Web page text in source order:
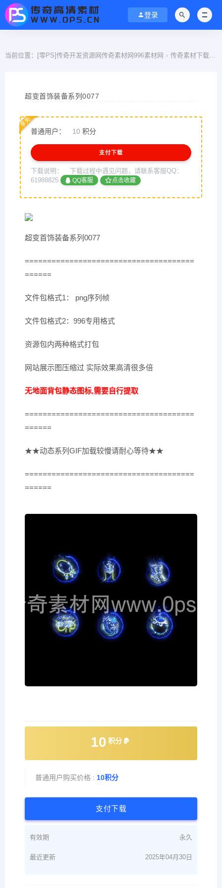
登录
当前位置： [零PS]传奇开发资源网传奇素材网996素材网 > 传奇素材下载
超变首饰装备系列0077
普通用户： 10 积分
享免
支付下载
下载说明：
下载过程中遇见问题，请联系客服QQ：
61988825
QQ客服 点击收藏
超变首饰装备系列0077
======================================
======
文件包格式1： png序列帧
文件包格式2：996专用格式
资源包内两种格式打包
网站展示图压缩过 实际效果高清很多倍
无地面背包静态图标,需要自行提取
======================================
======
★★动态系列GIF加载较慢请耐心等待★★
======================================
======
10 积分
普通用户购买价格 : 10积分
支付下载
有效期 永久
最近更新 2025年04月30日